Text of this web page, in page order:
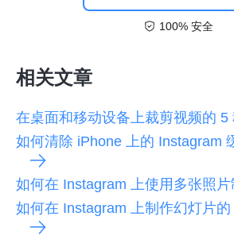
100% 安全
相关文章
在桌面和移动设备上裁剪视频的 5
如何清除 iPhone 上的 Instagram
如何在 Instagram 上使用多张照
如何在 Instagram 上制作幻灯片